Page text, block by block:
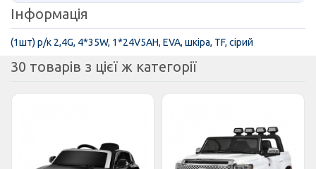
Інформація
(1шт) р/к 2,4G, 4*35W, 1*24V5AH, EVA, шкіра, TF, сірий
30 товарів з цієї ж категорії